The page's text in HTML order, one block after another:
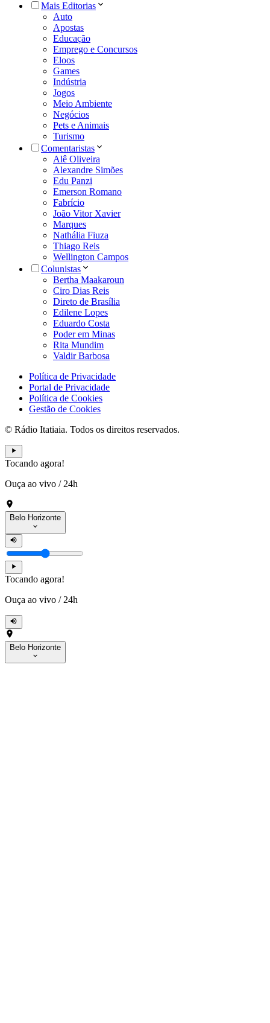
Mais Editorias
Auto
Apostas
Educação
Emprego e Concursos
Eloos
Games
Indústria
Jogos
Meio Ambiente
Negócios
Pets e Animais
Turismo
Comentaristas
Alê Oliveira
Alexandre Simões
Edu Panzi
Emerson Romano
Fabrício
João Vitor Xavier
Marques
Nathália Fiuza
Thiago Reis
Wellington Campos
Colunistas
Bertha Maakaroun
Ciro Dias Reis
Direto de Brasília
Edilene Lopes
Eduardo Costa
Poder em Minas
Rita Mundim
Valdir Barbosa
Política de Privacidade
Portal de Privacidade
Política de Cookies
Gestão de Cookies
© Rádio Itatiaia. Todos os direitos reservados.
Tocando agora!
Ouça ao vivo / 24h
Belo Horizonte
Tocando agora!
Ouça ao vivo / 24h
Belo Horizonte